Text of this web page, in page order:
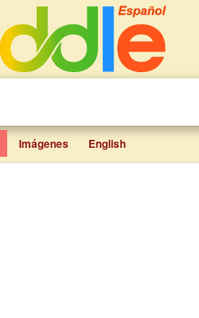
Imágenes English